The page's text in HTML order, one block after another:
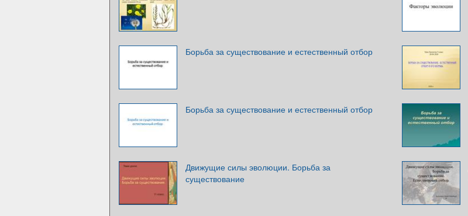
Борьба за существование и естественный отбор
Борьба за существование и естественный отбор
Движущие силы эволюции. Борьба за
существование